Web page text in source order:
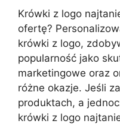
Krówki z logo
ofertę?
krówki z logo,
popularność jako
marketingowe oraz
różne okazje. Jeśli
produktach, a
krówki z logo